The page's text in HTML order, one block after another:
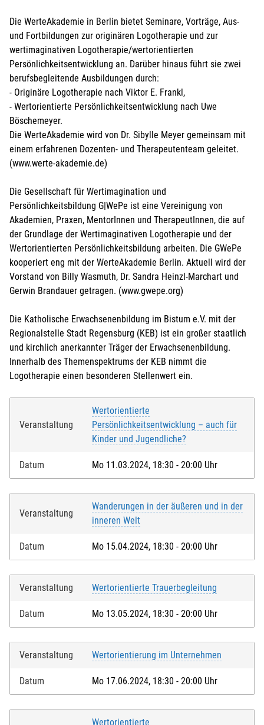
Die WerteAkademie in Berlin bietet Seminare, Vorträge, Aus-
und Fortbildungen zur originären Logotherapie und zur
wertimaginativen Logotherapie/wertorientierten
Persönlichkeitsentwicklung an. Darüber hinaus führt sie zwei
berufsbegleitende Ausbildungen durch:
- Originäre Logotherapie nach Viktor E. Frankl,
- Wertorientierte Persönlichkeitsentwicklung nach Uwe
Böschemeyer.
Die WerteAkademie wird von Dr. Sibylle Meyer gemeinsam mit
einem erfahrenen Dozenten- und Therapeutenteam geleitet.
(www.werte-akademie.de)
Die Gesellschaft für Wertimagination und
Persönlichkeitsbildung G|WePe ist eine Vereinigung von
Akademien, Praxen, MentorInnen und TherapeutInnen, die auf
der Grundlage der Wertimaginativen Logotherapie und der
Wertorientierten Persönlichkeitsbildung arbeiten. Die GWePe
kooperiert eng mit der WerteAkademie Berlin. Aktuell wird der
Vorstand von Billy Wasmuth, Dr. Sandra Heinzl-Marchart und
Gerwin Brandauer getragen. (www.gwepe.org)
Die Katholische Erwachsenenbildung im Bistum e.V. mit der
Regionalstelle Stadt Regensburg (KEB) ist ein großer staatlich
und kirchlich anerkannter Träger der Erwachsenenbildung.
Innerhalb des Themenspektrums der KEB nimmt die
Logotherapie einen besonderen Stellenwert ein.
Veranstaltung
Wertorientierte
Persönlichkeitsentwicklung – auch für
Kinder und Jugendliche?
Datum Mo 11.03.2024, 18:30 - 20:00 Uhr
Veranstaltung
Wanderungen in der äußeren und in der
inneren Welt
Datum Mo 15.04.2024, 18:30 - 20:00 Uhr
Veranstaltung Wertorientierte Trauerbegleitung
Datum Mo 13.05.2024, 18:30 - 20:00 Uhr
Veranstaltung Wertorientierung im Unternehmen
Datum Mo 17.06.2024, 18:30 - 20:00 Uhr
Wertorientierte